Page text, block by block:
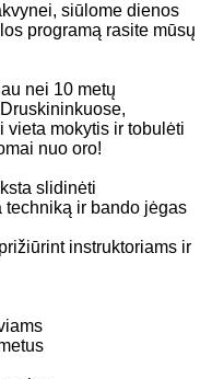
siūlome dienos
programą rasite mūsų
nei 10 metų
vieta mokytis ir tobulėti
nuo oro!
slidinėti
ir bando jėgas
instruktoriams ir